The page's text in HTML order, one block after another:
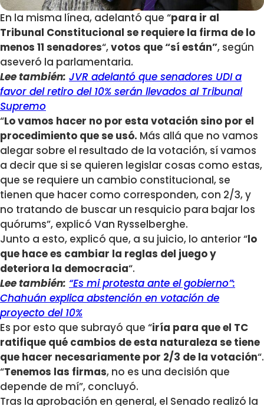
En la misma línea, adelantó que “para ir al
Tribunal Constitucional se requiere la firma de lo
menos 11 senadores“,votos que “sí están”, según
aseveró la parlamentaria.
Lee también: JVR adelantó que senadores UDI a
favor del retiro del 10% serán llevados al Tribunal
Supremo
“Lo vamos hacer no por esta votación sino por el
procedimiento que se usó. Más allá que no vamos
alegar sobre el resultado de la votación, sí vamos
a decir que si se quieren legislar cosas como estas,
que se requiere un cambio constitucional, se
tienen que hacer como corresponden, con 2/3, y
no tratando de buscar un resquicio para bajar los
quórums”, explicó Van Rysselberghe.
Junto a esto, explicó que, a su juicio, lo anterior “lo
que hace es cambiar la reglas del juego y
deteriora la democracia“.
Lee también: “Es mi protesta ante el gobierno”:
Chahuán explica abstención en votación de
proyecto del 10%
Es por esto que subrayó que “iría para que el TC
ratifique qué cambios de esta naturaleza se tiene
que hacer necesariamente por 2/3 de la votación“.
“Tenemos las firmas, no es una decisión que
depende de mí”, concluyó.
Tras la aprobación en general, el Senado realizó la